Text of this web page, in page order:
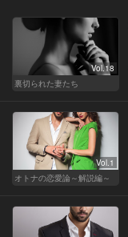
Vol.18
裏切られた妻たち
Vol.1
オトナの恋愛論～解説編～